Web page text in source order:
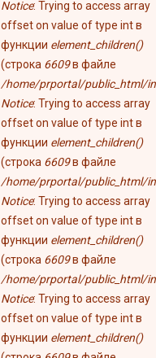
Notice: Trying to access array
offset on value of type int в
функции element_children()
(строка 6609в файле
/home/prportal/public_html/
Notice: Trying to access array
offset on value of type int в
функции element_children()
(строка 6609в файле
/home/prportal/public_html/
Notice: Trying to access array
offset on value of type int в
функции element_children()
(строка 6609в файле
/home/prportal/public_html/
Notice: Trying to access array
offset on value of type int в
функции element_children()